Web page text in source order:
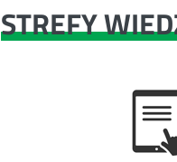
STREFY